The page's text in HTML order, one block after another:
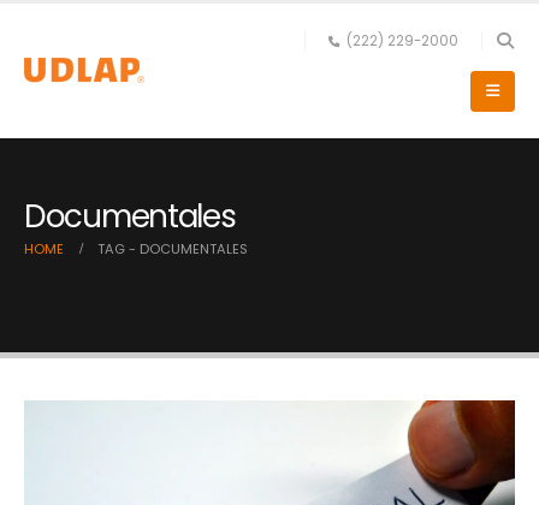
(222) 229-2000
Documentales
HOME TAG - DOCUMENTALES